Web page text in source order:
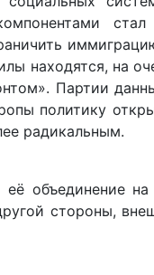
находятся, на
Партии
политику
радикальным.
объединение
стороны,